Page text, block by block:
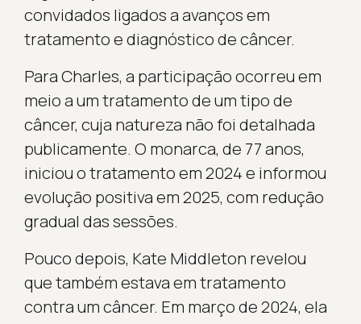
convidados ligados a avanços em
tratamento e diagnóstico de câncer.
Para Charles, a participação ocorreu em
meio a um tratamento de um tipo de
câncer, cuja natureza não foi detalhada
publicamente. O monarca, de 77 anos,
iniciou o tratamento em 2024 e informou
evolução positiva em 2025, com redução
gradual das sessões.
Pouco depois, Kate Middleton revelou
que também estava em tratamento
contra um câncer. Em março de 2024, ela